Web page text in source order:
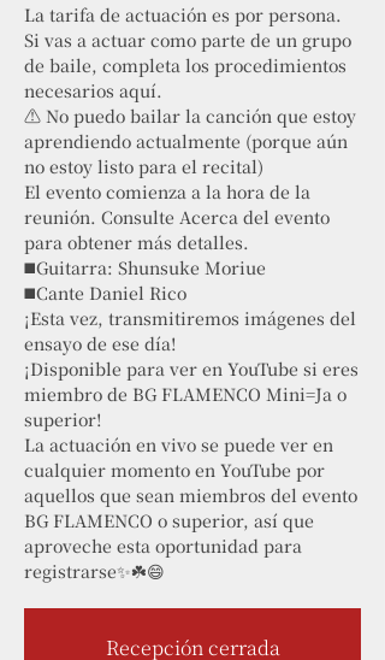
La tarifa de actuación es por persona.
Si vas a actuar como parte de un grupo
de baile, completa los procedimientos
necesarios aquí.
⚠ No puedo bailar la canción que estoy
aprendiendo actualmente (porque aún
no estoy listo para el recital)
El evento comienza a la hora de la
reunión. Consulte Acerca del evento
para obtener más detalles.
◼️Guitarra: Shunsuke Moriue
◼️Cante Daniel Rico
¡Esta vez, transmitiremos imágenes del
ensayo de ese día!
¡Disponible para ver en YouTube si eres
miembro de BG FLAMENCO Mini=Ja o
superior!
La actuación en vivo se puede ver en
cualquier momento en YouTube por
aquellos que sean miembros del evento
BG FLAMENCO o superior, así que
aproveche esta oportunidad para
registrarse✨☘️😄
Recepción cerrada